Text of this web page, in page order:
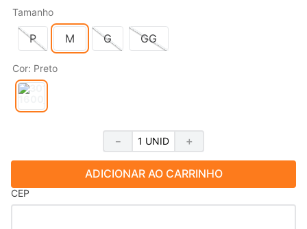
Tamanho
P M G GG
Cor: Preto
＋
－
ADICIONAR AO CARRINHO
CEP